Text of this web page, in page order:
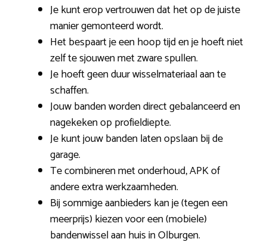
Je kunt erop vertrouwen dat het op de juiste
manier gemonteerd wordt.
Het bespaart je een hoop tijd en je hoeft niet
zelf te sjouwen met zware spullen.
Je hoeft geen duur wisselmateriaal aan te
schaffen.
Jouw banden worden direct gebalanceerd en
nagekeken op profieldiepte.
Je kunt jouw banden laten opslaan bij de
garage.
Te combineren met onderhoud, APK of
andere extra werkzaamheden.
Bij sommige aanbieders kan je (tegen een
meerprijs) kiezen voor een (mobiele)
bandenwissel aan huis in Olburgen.